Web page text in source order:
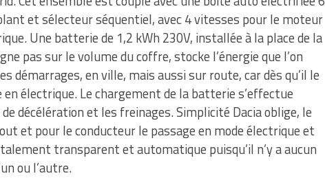
et sélecteur séquentiel, avec 4 vitesses pour le moteur
Une batterie de 1,2 kWh 230V, installée à la place de la
pas sur le volume du coffre, stocke l’énergie que l’on
démarrages, en ville, mais aussi sur route, car dès qu’il le
électrique. Le chargement de la batterie s’effectue
décélération et les freinages. Simplicité Dacia oblige, le
et pour le conducteur le passage en mode électrique et
transparent et automatique puisqu’il n’y a aucun
ou l’autre.